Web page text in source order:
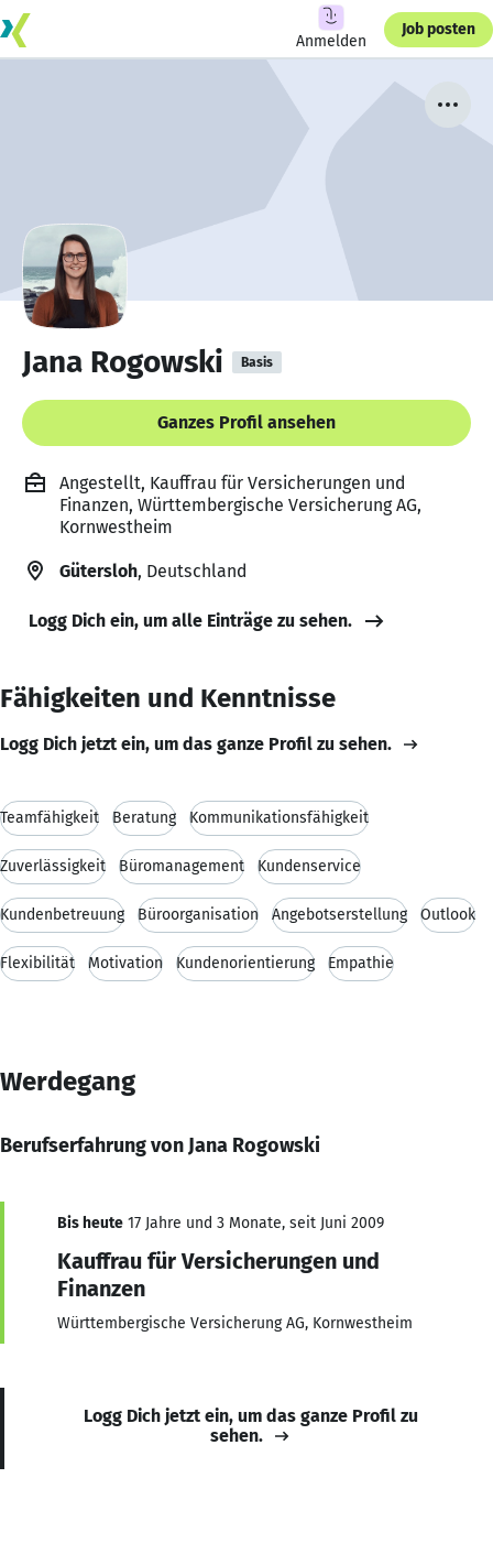
Anmelden
Job posten
Jana Rogowski Basis
Ganzes Profil ansehen
Angestellt, Kauffrau für Versicherungen und
Finanzen, Württembergische Versicherung AG,
Kornwestheim
Gütersloh, Deutschland
Logg Dich ein, um alle Einträge zu sehen.
Fähigkeiten und Kenntnisse
Logg Dich jetzt ein, um das ganze Profil zu sehen.
Teamfähigkeit Beratung Kommunikationsfähigkeit
Zuverlässigkeit Büromanagement Kundenservice
Kundenbetreuung Büroorganisation Angebotserstellung Outlook
Flexibilität Motivation Kundenorientierung Empathie
Werdegang
Berufserfahrung von Jana Rogowski
Bis heute 17 Jahre und 3 Monate, seit Juni 2009
Kauffrau für Versicherungen und
Finanzen
Württembergische Versicherung AG, Kornwestheim
Logg Dich jetzt ein, um das ganze Profil zu
sehen.